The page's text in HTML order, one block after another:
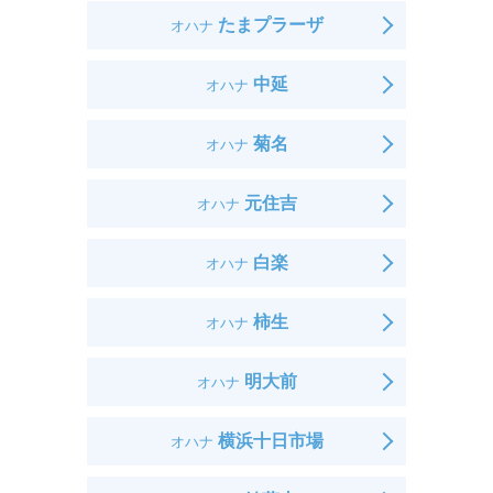
オハナ たまプラーザ
オハナ 中延
オハナ 菊名
オハナ 元住吉
オハナ 白楽
オハナ 柿生
オハナ 明大前
オハナ 横浜十日市場